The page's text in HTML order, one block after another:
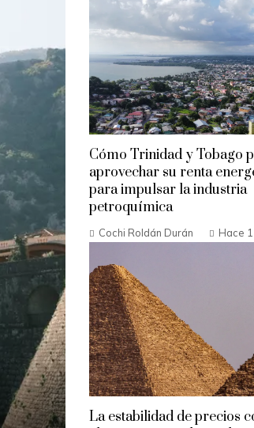
Cómo Trinidad y Tobago
aprovechar su renta
para impulsar la industria
petroquímica
Cochi Roldán Durán Hace
La estabilidad de precios